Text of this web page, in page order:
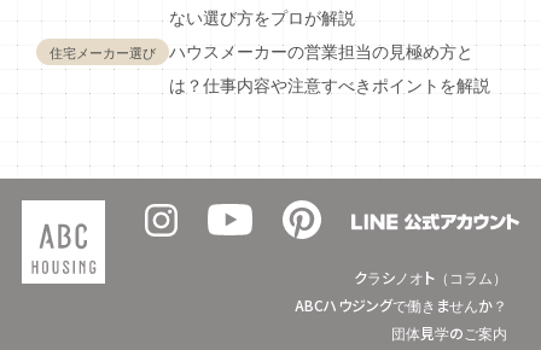
ない選び方をプロが解説
住宅メーカー選び
ハウスメーカーの営業担当の見極め方と
は？仕事内容や注意すべきポイントを解説
クラシノオト（コラム）
ABCハウジングで働きませんか？
団体見学のご案内